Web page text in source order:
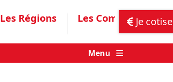
Les Régions Les Communiqués
Je cotise
Menu